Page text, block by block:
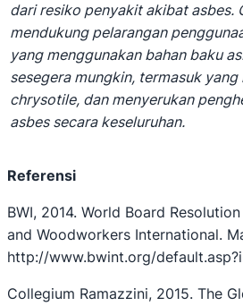
dari resiko penyakit akibat asbes.
mendukung pelarangan
yang menggunakan bahan baku
sesegera mungkin, termasuk yang
chrysotile, dan menyerukan
asbes secara keseluruhan.
Referensi
BWI, 2014. World Board
and Woodworkers International.
http://www.bwint.org/
Collegium Ramazzini, 2015. The